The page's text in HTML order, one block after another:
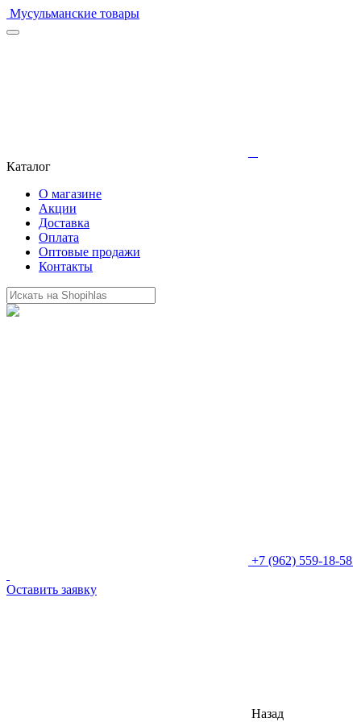
Мусульманские товары
Каталог
О магазине
Акции
Доставка
Оплата
Оптовые продажи
Контакты
+7 (962) 559-18-58
Оставить заявку
Назад